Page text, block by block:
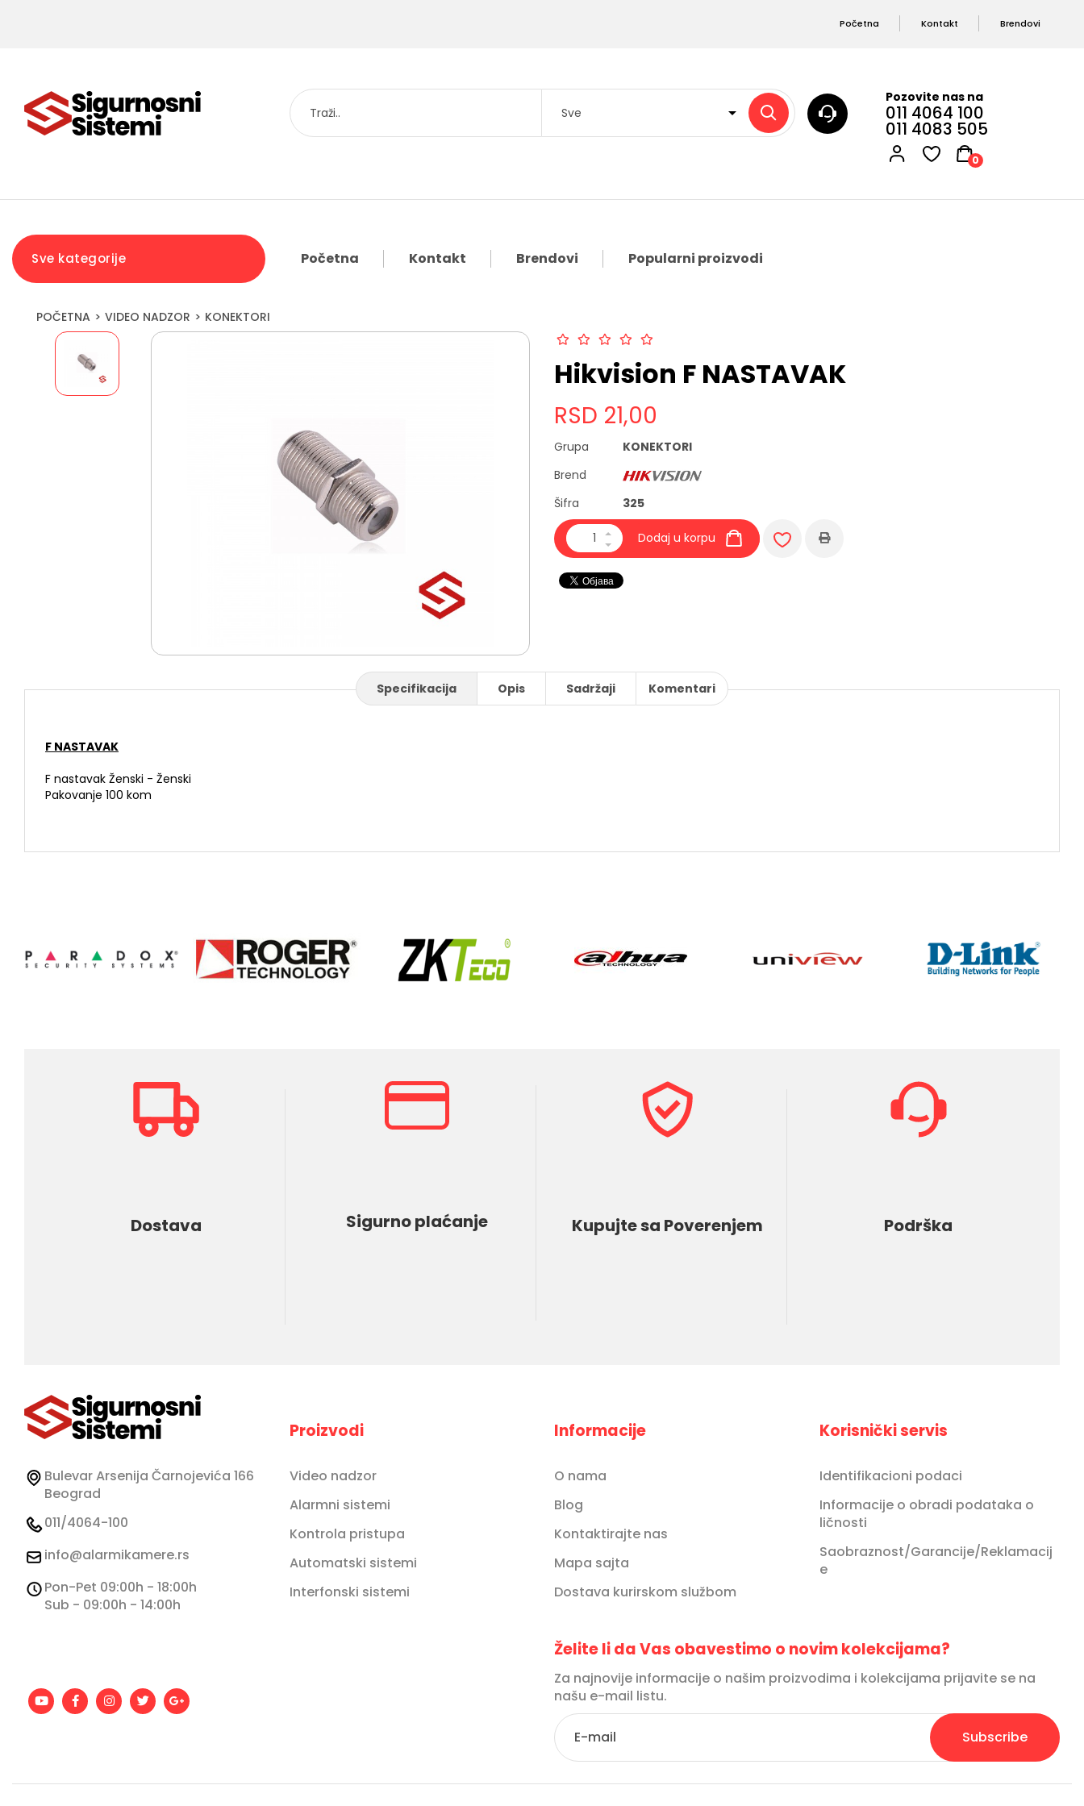
Početna Kontakt Brendovi
Pozovite nas na
011 4064 100
011 4083 505
0
Sve kategorije Početna Kontakt Brendovi Popularni proizvodi
POČETNA VIDEO NADZOR KONEKTORI
Hikvision F NASTAVAK
RSD 21,00
Grupa
KONEKTORI
Brend
Šifra
325
Dodaj u korpu
Specifikacija Opis Sadržaji Komentari
F NASTAVAK
F nastavak Ženski - Ženski
Pakovanje 100 kom
Dostava Sigurno plaćanje Kupujte sa Poverenjem Podrška
Bulevar Arsenija Čarnojevića 166
Beograd
011/4064-100
info@alarmikamere.rs
Pon-Pet 09:00h - 18:00h
Sub - 09:00h - 14:00h
Proizvodi
Video nadzor
Alarmni sistemi
Kontrola pristupa
Automatski sistemi
Interfonski sistemi
Informacije
O nama
Blog
Kontaktirajte nas
Mapa sajta
Dostava kurirskom službom
Korisnički servis
Identifikacioni podaci
Informacije o obradi podataka o
ličnosti
Saobraznost/Garancije/Reklamacij
e
Želite li da Vas obavestimo o novim kolekcijama?
Za najnovije informacije o našim proizvodima i kolekcijama prijavite se na
našu e-mail listu.
Subscribe